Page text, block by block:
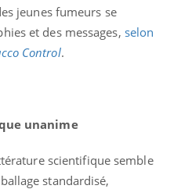
jeunes fumeurs se
et des messages, selon
Control.
unanime
scientifique semble
standardisé,